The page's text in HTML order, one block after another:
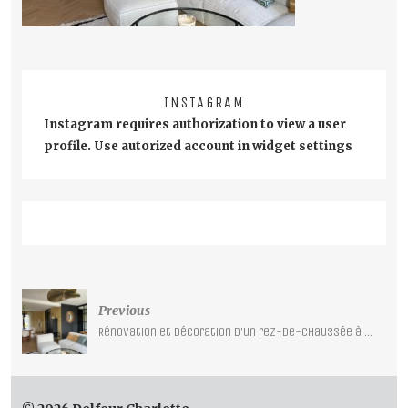
INSTAGRAM
Instagram requires authorization to view a user
profile. Use autorized account in widget settings
Post
navigationPrevious
Rénovation et décoration d’un rez-de-chaussée à Lomme